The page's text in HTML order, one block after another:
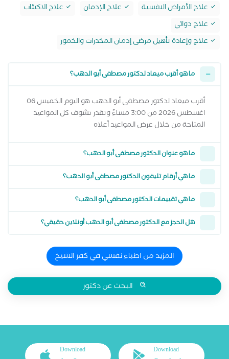
علاج الأمراض النفسية
علاج الإدمان
علاج الاكتئاب
علاج دوائي
علاج وإعادة تأهيل مرضى إدمان المخدرات والخمور
ما هو أقرب ميعاد لدكتور مصطفى أبو الدهب؟
أقرب ميعاد لدكتور مصطفى أبو الدهب هو اليوم الخميس 06
اغسطس 2026 من 3:00 مساءً وتقدر تشوف كل المواعيد
المتاحة من خلال عرض المواعيد أعلاه
ما هو عنوان الدكتور مصطفى أبو الدهب؟
ما هي أرقام تليفون الدكتور مصطفى أبو الدهب؟
ما هي تقييمات الدكتور مصطفى أبو الدهب؟
هل الحجز مع الدكتور مصطفى أبو الدهب أونلاين حقيقي؟
المزيد من اطباء نفسي في كفر الشيخ
البحث عن دكتور
Download
Download